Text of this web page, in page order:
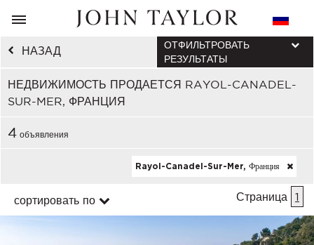
НАЗАД
НЕДВИЖИМОСТЬ ПРОДАЕТСЯ RAYOL-CANADEL-
SUR-MER, ФРАНЦИЯ
ОТФИЛЬТРОВАТЬ
РЕЗУЛЬТАТЫ
4 объявления
Rayol-Canadel-Sur-Mer, Франция
сортировать по Страница 1